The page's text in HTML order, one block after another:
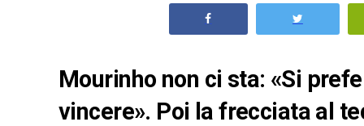
Mourinho non ci sta: «Si
vincere». Poi la frecciata al